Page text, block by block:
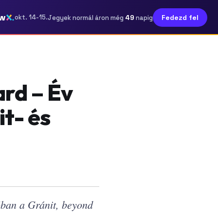
okt. 14-15.Jegyek normál áron még 49 napig Fedezd fel
– Év
és
a Gránit, beyond